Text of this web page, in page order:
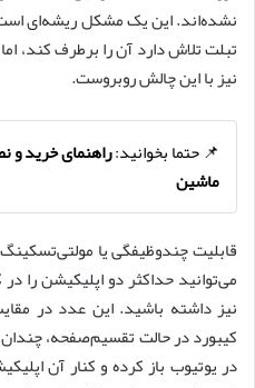
نشده‌اند. این یک مشکل ریشه‌ای
نیز با این چالش روبروست.
📌 حتما بخوانید:راهنمای خرید و
ماشین
قابلیت چندوظیفگی یا
می‌توانید حداکثر دو اپلیکیشن را
نیز داشته باشید. این عدد در
کیبورد در حالت تقسیم‌صفحه،
در یوتیوب باز کرده و کنار آن